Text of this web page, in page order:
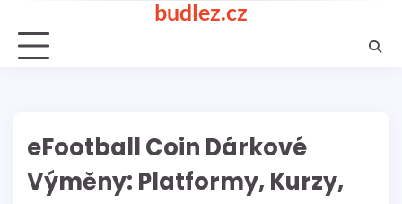
content
budlez.cz
eFootball Coin Dárkové
Výměny: Platformy, Kurzy,